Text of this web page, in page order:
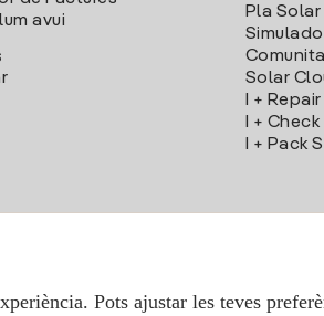
avui
Pla Solar
Solar
I +
I +
I + Pack
Pots ajustar les teves